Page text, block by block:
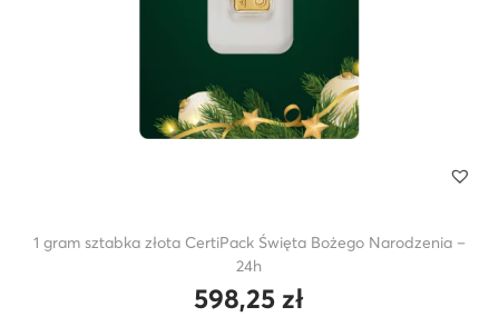
1 gram sztabka złota CertiPack Święta Bożego Narodzenia –
24h
598,25zł